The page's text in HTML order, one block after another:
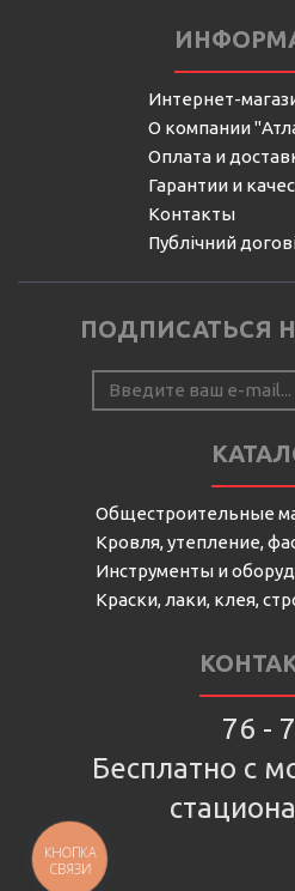
Интернет-
О компании
Оплата и
Гарантии и
Контакты
Публічний
ПОДПИСАТЬСЯ
Общестроительные
Кровля, утепление,
Инструменты и
Краски, лаки, клея,
76 -
Бесплатно с
КНОПКА
СВЯЗИ